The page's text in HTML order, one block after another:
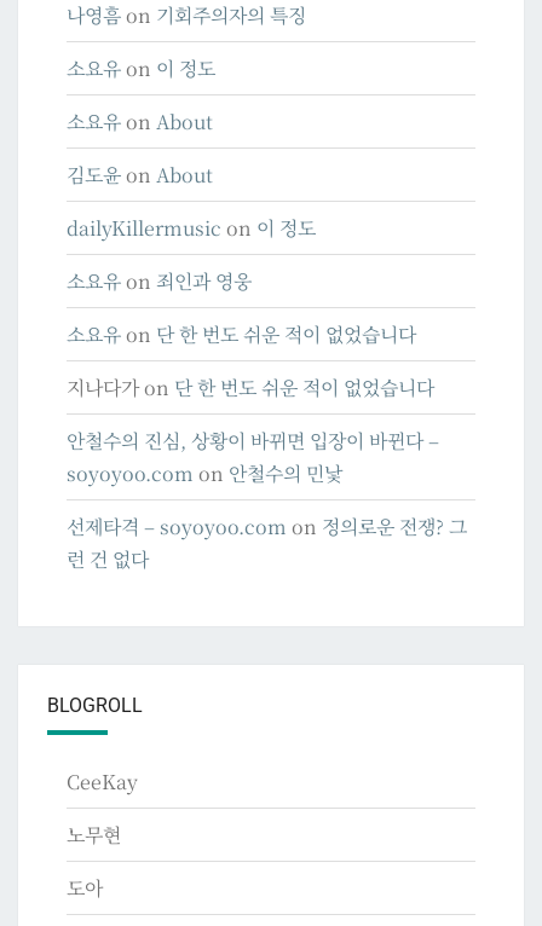
나영흠on 기회주의자의 특징
소요유on 이 정도
소요유on About
김도윤on About
dailyKillermusic on 이 정도
소요유on 죄인과 영웅
소요유on 단 한 번도 쉬운 적이 없었습니다
지나다가on 단 한 번도 쉬운 적이 없었습니다
안철수의 진심, 상황이 바뀌면 입장이 바뀐다 –
soyoyoo.com on 안철수의 민낯
선제타격 – soyoyoo.com on 정의로운 전쟁? 그
런 건 없다
BLOGROLL
CeeKay
노무현
도아